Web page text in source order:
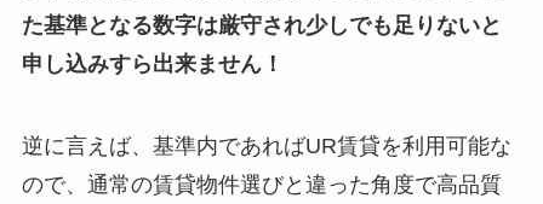
た基準となる数字は厳守され少しでも足りないと
申し込みすら出来ません！
逆に言えば、基準内であればUR賃貸を利用可能な
ので、通常の賃貸物件選びと違った角度で高品質